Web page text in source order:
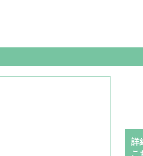
詳
こ